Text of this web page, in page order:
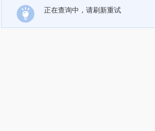
正在查询中，请刷新重试